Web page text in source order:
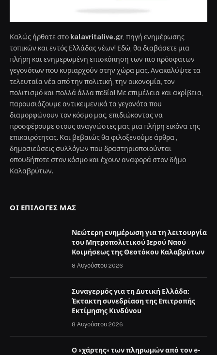
Καλώς ήρθατε στο kalavritalive.gr, πηγή ενημέρωσης
τοπικών και εντός Ελλάδας νέων! Εδώ, θα διαβάσετε μια
πλήρη και ενημερωμένη επισκόπηση των πιο πρόσφατων
γεγονότων που κυριαρχούν στην χώρα μας. Ανακαλύψτε τα
τελευταία νέα από την πολιτική, την οικονομία, τον
πολιτισμό και πολλά άλλα πεδία! Με επιμέλεια και ακρίβεια,
παρουσιάζουμε αντικειμενικά τα γεγονότα που
διαμορφώνουν τον κόσμο μας, επιδιώκοντας να
προσφέρουμε στους αναγνώστες μας μια πλήρη εικόνα της
επικαιρότητας. Και βεβαιώς θα φιλοξενούμε άρθρα ,
δημοσιεύσεις συλλόγων που δραστηριοποιούνται
οπουδήποτε στον κόσμο και έχουν αναφορά στον δήμο
Καλαβρύτων.
ΟΙ ΕΠΙΛΟΓΈΣ ΜΑΣ
Νεώτερη ενημέρωση για τη λειτουργία
του Μητροπολιτικού Ιερού Ναού
Κοιμήσεως της Θεοτόκου Καλαβρύτων
8 Αυγούστου 2026
Συναγερμός για τη Δυτική Ελλάδα:
Έκτακτη συνεδρίαση της Επιτροπής
Εκτίμησης Κινδύνου
8 Αυγούστου 2026
Ο «χάρτης» των πληρωμών από τον e-